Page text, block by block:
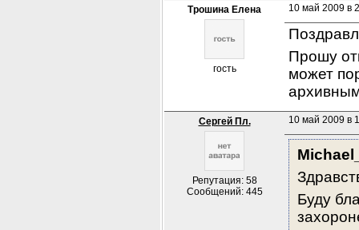
Трошина Елена
гость
10 май 2009 в
Прошу
может
Сергей Пл.
Репутация: 58
Сообщений: 445
10 май 2009 в
Буду